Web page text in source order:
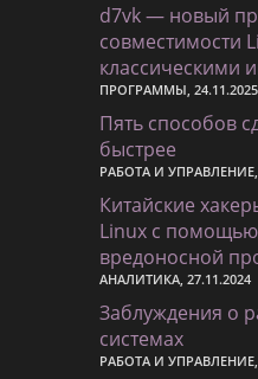
d7vk — новый
совместимости
классическими
ПРОГРАММЫ, 24.11.2025
Пять способов
быстрее
РАБОТА И УПРАВЛЕНИЕ,
Китайские
Linux с
вредоносной
АНАЛИТИКА, 27.11.2024
Заблуждения о
системах
РАБОТА И УПРАВЛЕНИЕ,